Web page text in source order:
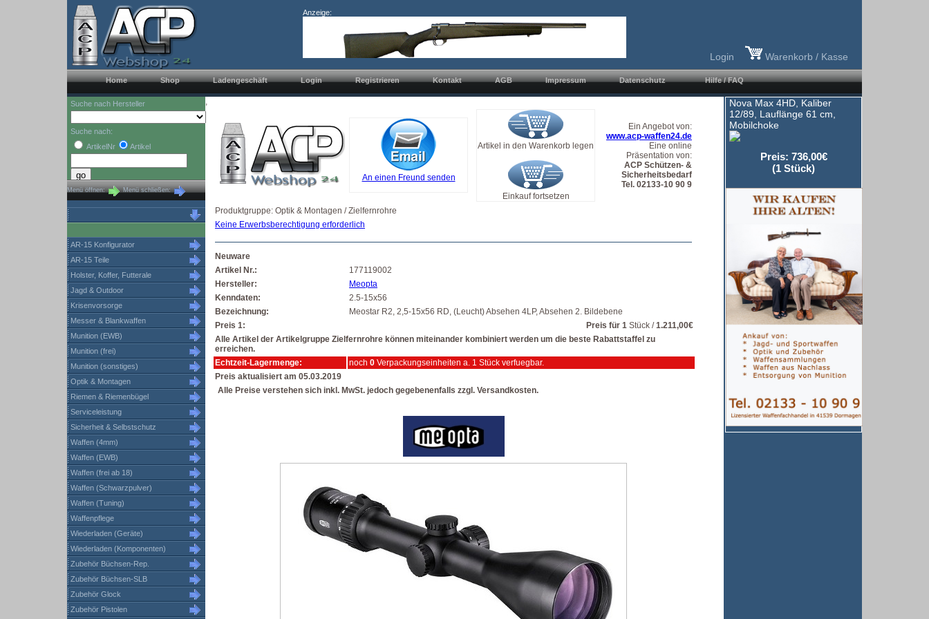
Anzeige:
Login Warenkorb / Kasse
Home Shop Ladengeschäft Login Registrieren Kontakt AGB Impressum Datenschutz Hilfe / FAQ
Suche nach Hersteller
Suche nach:
ArtikelNr
Artikel
Menü öffnen: Menü schließen:
AR-15 Konfigurator
AR-15 Teile
Holster, Koffer, Futterale
Jagd & Outdoor
Krisenvorsorge
Messer & Blankwaffen
Munition (EWB)
Munition (frei)
Munition (sonstiges)
Optik & Montagen
Riemen & Riemenbügel
Serviceleistung
Sicherheit & Selbstschutz
Waffen (4mm)
Waffen (EWB)
Waffen (frei ab 18)
Waffen (Schwarzpulver)
Waffen (Tuning)
Waffenpflege
Wiederladen (Geräte)
Wiederladen (Komponenten)
Zubehör Büchsen-Rep.
Zubehör Büchsen-SLB
Zubehör Glock
Zubehör Pistolen
,
An einen Freund senden
Artikel in den Warenkorb legen
Einkauf fortsetzen
Ein Angebot von:
www.acp-waffen24.de
Eine online
Präsentation von:
ACP Schützen- &
Sicherheitsbedarf
Tel. 02133-10 90 9
Produktgruppe: Optik & Montagen / Zielfernrohre
Keine Erwerbsberechtigung erforderlich
Neuware
Artikel Nr.:
177119002
Hersteller:
Meopta
Kenndaten:
2.5-15x56
Bezeichnung:
Meostar R2, 2,5-15x56 RD, (Leucht) Absehen 4LP, Absehen 2. Bildebene
Preis 1:
Preis für 1 Stück /1.211,00€
Alle Artikel der Artikelgruppe Zielfernrohre können miteinander kombiniert werden um die beste Rabattstaffel zu
erreichen.
Echtzeit-Lagermenge:
noch 0 Verpackungseinheiten a. 1 Stück verfuegbar.
Preis aktualisiert am 05.03.2019
Alle Preise verstehen sich inkl. MwSt. jedoch gegebenenfalls zzgl. Versandkosten.
Nova Max 4HD, Kaliber
12/89, Lauflänge 61 cm,
Mobilchoke
Preis: 736,00€
(1 Stück)